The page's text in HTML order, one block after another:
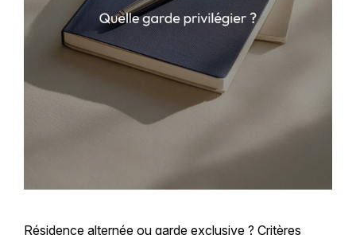
Résidence alternée ou garde exclusive ? Critères